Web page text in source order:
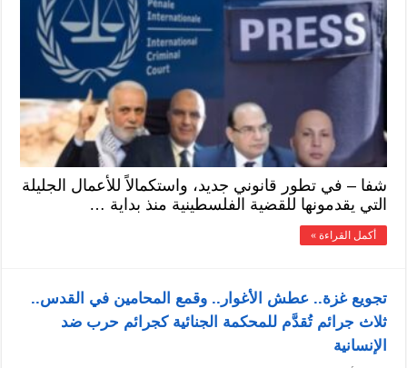
شفا – في تطور قانوني جديد، واستكمالاً للأعمال الجليلة
التي يقدمونها للقضية الفلسطينية منذ بداية …
أكمل القراءة »
تجويع غزة.. عطش الأغوار.. وقمع المحامين في القدس..
ثلاث جرائم تُقدَّم للمحكمة الجنائية كجرائم حرب ضد
الإنسانية